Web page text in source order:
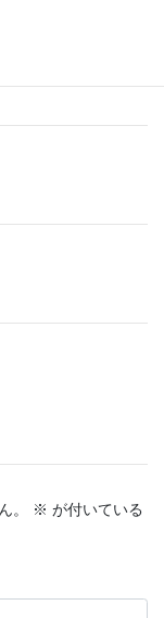
。 ※ が付いている